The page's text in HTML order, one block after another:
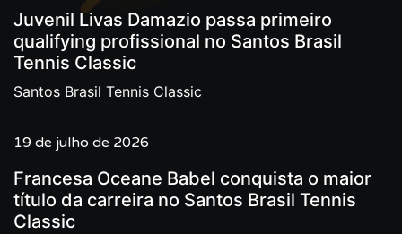
Juvenil Livas Damazio passa primeiro
qualifying profissional no Santos Brasil
Tennis Classic
Santos Brasil Tennis Classic
19 de julho de 2026
Francesa Oceane Babel conquista o maior
título da carreira no Santos Brasil Tennis
Classic